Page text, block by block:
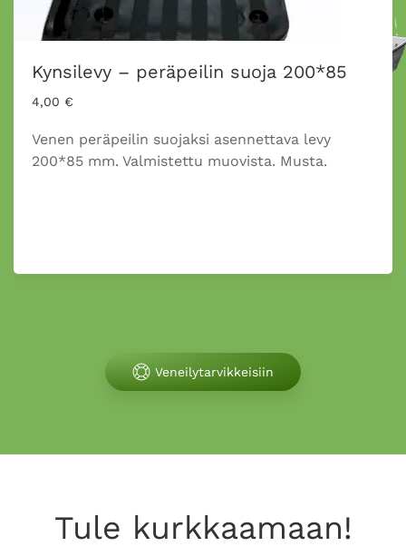
Merihankain
4,85 €
Merihankain. Airon maksimi halkaisija 53 mm. 17
mm:n hankaimen alaosaan lukittuva. Lenkki
Veneilytarvikkeisiin
Tule kurkkaamaan!